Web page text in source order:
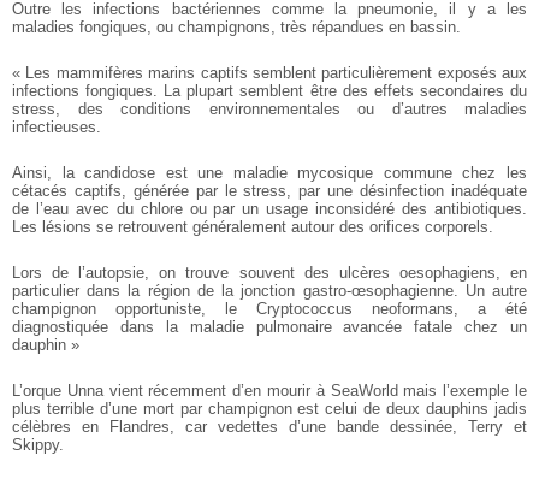
Outre les infections bactériennes comme la pneumonie, il y a les
maladies fongiques, ou champignons, très répandues en bassin.
« Les mammifères marins captifs semblent particulièrement exposés aux
infections fongiques. La plupart semblent être des effets secondaires du
stress, des conditions environnementales ou d’autres maladies
infectieuses.
Ainsi, la candidose est une maladie mycosique commune chez les
cétacés captifs, générée par le stress, par une désinfection inadéquate
de l’eau avec du chlore ou par un usage inconsidéré des antibiotiques.
Les lésions se retrouvent généralement autour des orifices corporels.
Lors de l’autopsie, on trouve souvent des ulcères oesophagiens, en
particulier dans la région de la jonction gastro-œsophagienne. Un autre
champignon opportuniste, le Cryptococcus neoformans, a été
diagnostiquée dans la maladie pulmonaire avancée fatale chez un
dauphin »
L’orque Unna vient récemment d’en mourir à SeaWorld mais l’exemple le
plus terrible d’une mort par champignon est celui de deux dauphins jadis
célèbres en Flandres, car vedettes d’une bande dessinée, Terry et
Skippy.